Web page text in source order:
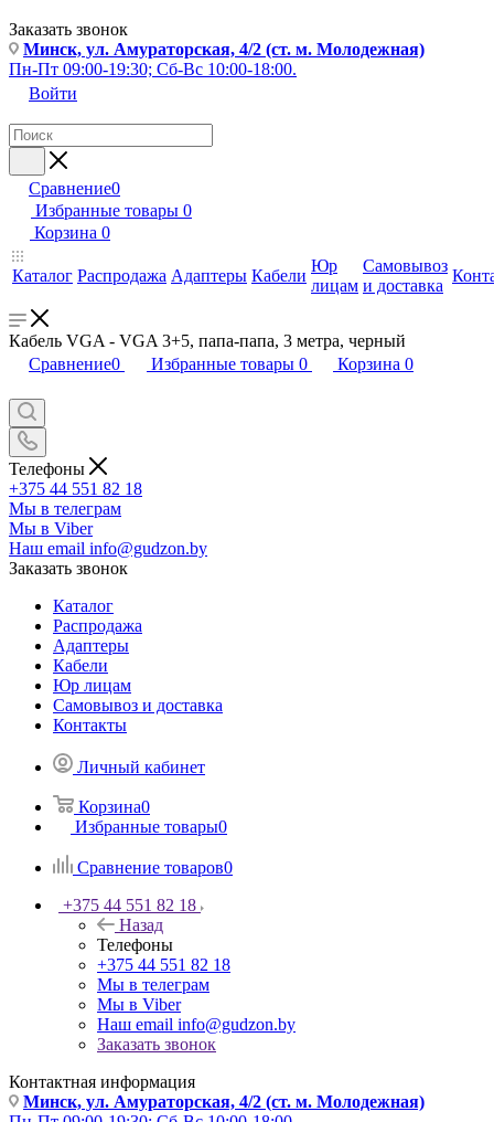
Заказать звонок
Минск, ул. Амураторская, 4/2 (ст. м. Молодежная)
Пн-Пт 09:00-19:30; Сб-Вс 10:00-18:00.
Войти
Сравнение0
Избранные товары 0
Корзина 0
Каталог Распродажа Адаптеры Кабели
Юр
лицам
Самовывоз
и доставка
Кабель VGA - VGA 3+5, папа-папа, 3 метра, черный
Сравнение0 Избранные товары 0 Корзина 0
Телефоны
+375 44 551 82 18
Мы в телеграм
Мы в Viber
Наш email info@gudzon.by
Заказать звонок
Каталог
Распродажа
Адаптеры
Кабели
Юр лицам
Самовывоз и доставка
Контакты
Личный кабинет
Корзина0
Избранные товары0
Сравнение товаров0
+375 44 551 82 18
Назад
Телефоны
+375 44 551 82 18
Мы в телеграм
Мы в Viber
Наш email info@gudzon.by
Заказать звонок
Контактная информация
Минск, ул. Амураторская, 4/2 (ст. м. Молодежная)